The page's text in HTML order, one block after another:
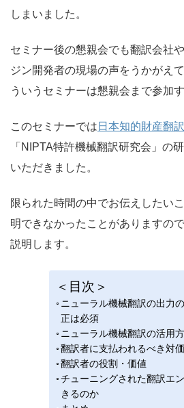
しまいました。
セミナー後の懇親会でも翻訳会社
ジン開発者の現場の声をうかがえ
ういうセミナーは懇親会まで参加
このセミナーでは 日本知的財産翻
「NIPTA特許機械翻訳研究会」の
いただきました。
限られた時間の中でお伝えしたい
明できなかったことがありますの
説明します。
＜目次＞
ニューラル機械翻訳の出力
正は必須
ニューラル機械翻訳の活用
翻訳者に支払われるべき対価
翻訳者の役割・価値
チューニングされた翻訳エ
きるのか